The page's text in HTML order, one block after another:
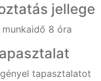
jellege
munkaidő 8 óra
tapasztalatot